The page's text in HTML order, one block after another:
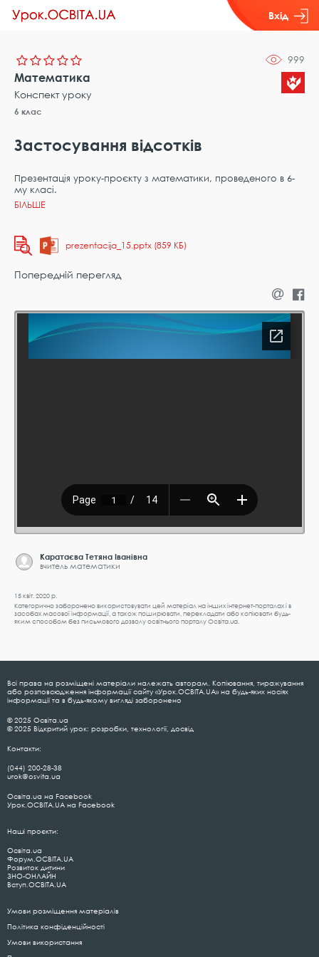
Вхід
999
Математика
Конспект уроку
6 клас
Застосування відсотків
Презентація уроку-проєкту з математики, проведеного в 6-
му класі.
prezentacija_15.pptx (859 КБ)
Попередній перегляд
Каратаєва Тетяна Іванівна
вчитель математики
15 квіт. 2020 р.
Категорично заборонено використовувати цей матеріал на інших інтернет-порталах і в
засобах масової інформації, а також поширювати, перекладати або копіювати будь-
яким способом без письмового дозволу освітнього порталу Освіта.ua.
Всі права на розміщені матеріали належать авторам. Копіювання, тиражування
або розповсюдження інформації сайту «Урок.ОСВІТА.UA» на будь-яких носіях
інформації та в будь-якому вигляді заборонено
© 2025 Освіта.ua
© 2025 Відкритий урок: розробки, технології, досвід
Контакти:
(044) 200-28-38
urok@osvita.ua
Освіта.ua на Facebook
Урок.ОСВІТА.UA на Facebook
Наші проєкти:
Освіта.ua
Форум.ОСВІТА.UA
Розвиток дитини
ЗНО-ОНЛАЙН
Вступ.ОСВІТА.UA
Умови розміщення матеріалів
Політика конфіденційності
Умови використання